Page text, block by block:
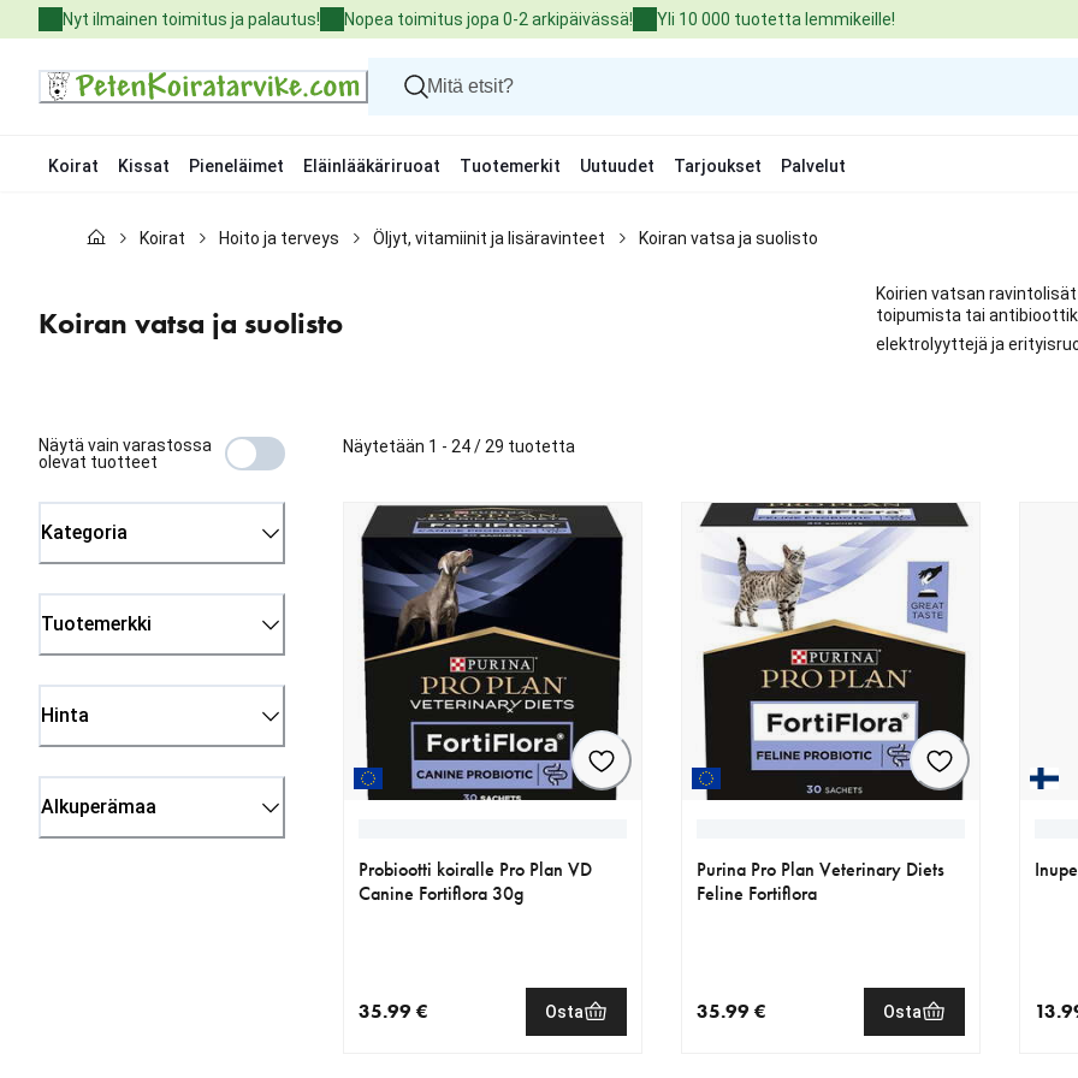
to
Nyt ilmainen toimitus ja palautus! Nopea toimitus jopa 0-2 arkipäivässä! Yli 10 000 tuotetta lemmikeille!
Koirat Kissat Pieneläimet Eläinlääkäriruoat Tuotemerkit Uutuudet Tarjoukset Palvelut
Kissat
Tuotemerkit
Uutuudet
Koirat Hoito ja terveys Öljyt, vitamiinit ja lisäravinteet Koiran vatsa ja suolisto
Koiran vatsa ja suolisto
Koirien vatsan
toipumista tai
elektrolyyttejä ja
Näytä vain varastossa
olevat tuotteet
Kategoria
Tuotemerkki
Hinta
Alkuperämaa
Näytetään 1 - 24 / 29 tuotetta
Probiootti koiralle Pro Plan VD
Canine Fortiflora 30g
35.99 € Osta
Purina Pro Plan Veterinary Diets
Feline Fortiflora
35.99 € Osta